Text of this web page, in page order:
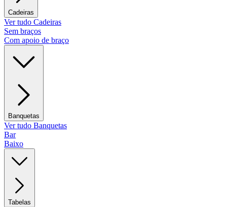
Cadeiras
Ver tudo Cadeiras
Sem braços
Com apoio de braço
Banquetas
Ver tudo Banquetas
Bar
Baixo
Tabelas